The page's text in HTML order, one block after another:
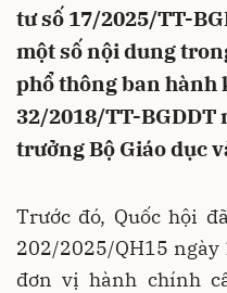
tư số 17/2025/TT-
một số nội dung
phổ thông ban hành
32/2018/TT-BGDDT
trưởng Bộ Giáo dục
Trước đó, Quốc hội
202/2025/QH15
đơn vị hành chính